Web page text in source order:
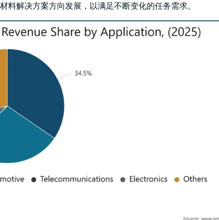
解决方案方向发展，以满足不断变化的任务需求。